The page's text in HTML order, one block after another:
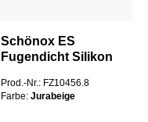
Schönox ES
Fugendicht Silikon
Keramik
Prod.-Nr.: FZ10456.8
Farbe: Jurabeige